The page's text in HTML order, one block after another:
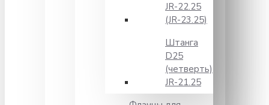
JR-22.25
(JR-23.25)
Штанга
D25
(четверть)
JR-21.25